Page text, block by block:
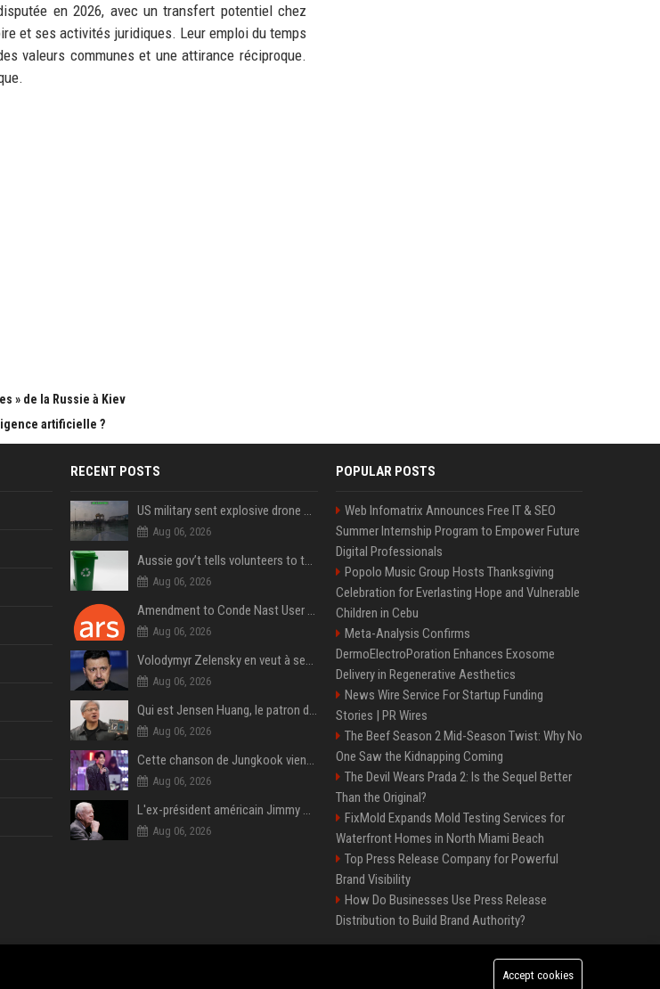
en 2026, avec un transfert potentiel chez
et ses activités juridiques. Leur emploi du temps
valeurs communes et une attirance réciproque.
» de la Russie à Kiev
artificielle ?
RECENT POSTS
US military sent explosive drone boats into combat for the first time
Aug 06, 2026
Aussie gov’t tells volunteers to throw out thousands of functioning test routers
Aug 06, 2026
Amendment to Conde Nast User Agreement & Privacy Policy
Aug 06, 2026
Volodymyr Zelensky en veut à ses alliés après « l’une des attaques les plus tragiques » de la Russie à Kiev
Aug 06, 2026
Qui est Jensen Huang, le patron de Nvidia qui veut devenir l’homme fort de l’intelligence artificielle ?
Aug 06, 2026
Cette chanson de Jungkook vient de passer la barre des 1,5 milliard de streams... Et vous la connaissez sans le savoir !
Aug 06, 2026
L'ex-président américain Jimmy Carter est mort à l'âge de 100 ans
Aug 06, 2026
POPULAR POSTS
Web Infomatrix Announces Free IT & SEO
Summer Internship Program to Empower Future
Digital Professionals
Popolo Music Group Hosts Thanksgiving
Celebration for Everlasting Hope and Vulnerable
Children in Cebu
Meta-Analysis Confirms
DermoElectroPoration Enhances Exosome
Delivery in Regenerative Aesthetics
News Wire Service For Startup Funding
Stories | PR Wires
The Beef Season 2 Mid-Season Twist: Why No
One Saw the Kidnapping Coming
The Devil Wears Prada 2: Is the Sequel Better
Than the Original?
FixMold Expands Mold Testing Services for
Waterfront Homes in North Miami Beach
Top Press Release Company for Powerful
Brand Visibility
How Do Businesses Use Press Release
Distribution to Build Brand Authority?
Accept cookies